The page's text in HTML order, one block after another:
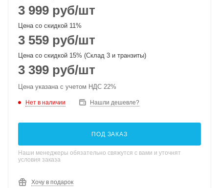
3 999 руб/шт
Цена со скидкой 11%
3 559 руб/шт
Цена со скидкой 15% (Склад 3 и транзиты)
3 399 руб/шт
Цена указана с учетом НДС 22%
Нет в наличии Нашли дешевле?
ПОД ЗАКАЗ
Наши менеджеры обязательно свяжутся с вами и уточнят
условия заказа
Хочу в подарок